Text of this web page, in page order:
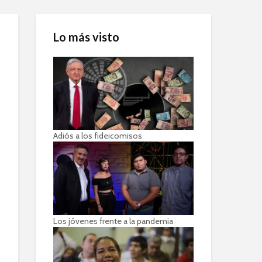
Lo más visto
Adiós a los fideicomisos
Los jóvenes frente a la pandemia